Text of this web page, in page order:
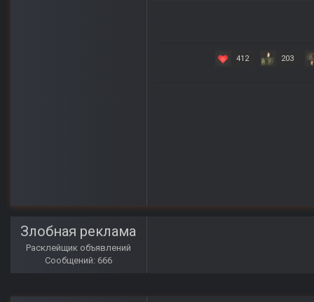
412 203
Злобная реклама
Расклейщик объявлений
Сообщений: 666